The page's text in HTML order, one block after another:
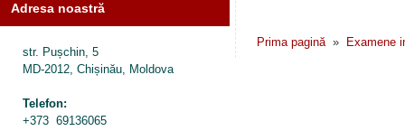
Adresa noastră
str. Pușchin, 5
MD-2012, Chișinău, Moldova
Telefon:
+373 69136065
Prima pagină» Examene